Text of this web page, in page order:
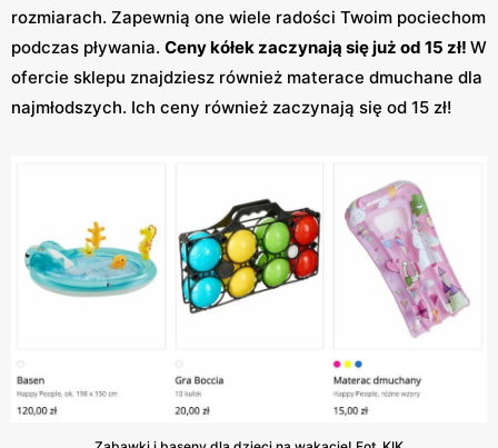
rozmiarach. Zapewnią one wiele radości Twoim pociechom
podczas pływania. Ceny kółek zaczynają się już od 15 zł! W
ofercie sklepu znajdziesz również materace dmuchane dla
najmłodszych. Ich ceny również zaczynają się od 15 zł!